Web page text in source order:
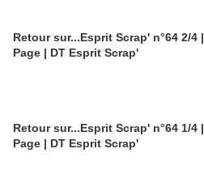
Retour sur...Esprit Scrap' n°64 2/4 |
Page | DT Esprit Scrap'
Retour sur...Esprit Scrap' n°64 1/4 |
Page | DT Esprit Scrap'